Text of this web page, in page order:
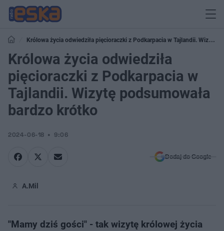
Królowa życia odwiedziła pięcioraczki z Podkarpacia w Tajlandii. Wizytę
podsumowała bardzo krótko
Królowa życia odwiedziła
pięcioraczki z Podkarpacia w
Tajlandii. Wizytę podsumowała
bardzo krótko
2024-06-18 9:06
Dodaj do Google
A.Mil
"Mamy dziś gości" - tak wizytę królowej życia